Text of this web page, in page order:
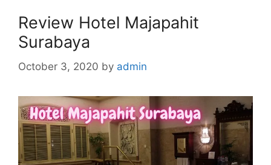
Review Hotel Majapahit
Surabaya
October 3, 2020 by admin